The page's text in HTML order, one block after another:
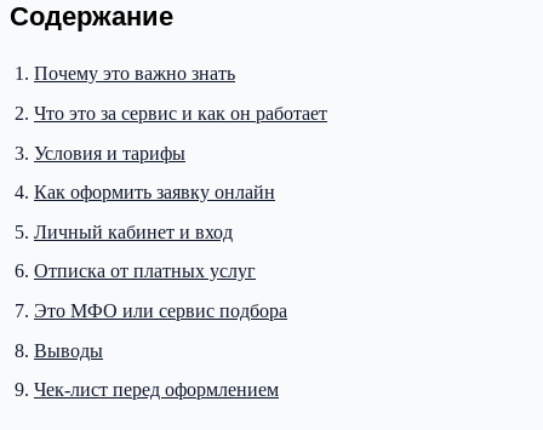
Содержание
Почему это важно знать
Что это за сервис и как он работает
Условия и тарифы
Как оформить заявку онлайн
Личный кабинет и вход
Отписка от платных услуг
Это МФО или сервис подбора
Выводы
Чек-лист перед оформлением